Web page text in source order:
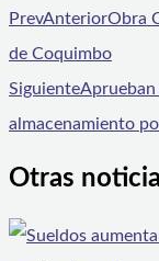
PrevAnteriorObra
de Coquimbo
Siguiente
almacenamiento
Otras